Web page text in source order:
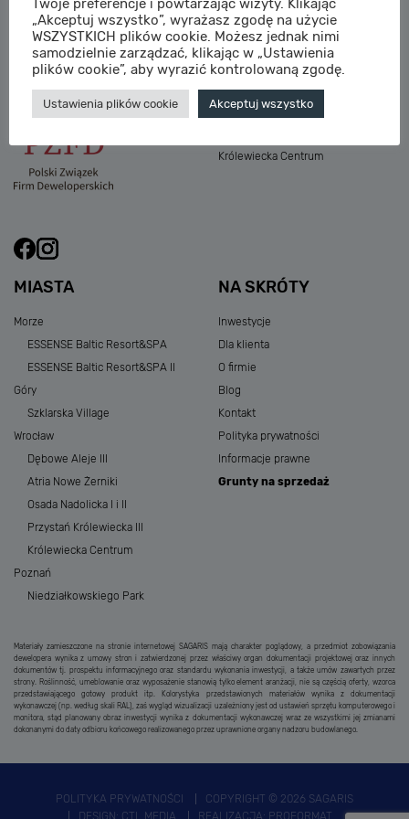
sprzedaz@sagaris.pl
Osada Nadolicka III
Dębowe Aleje III
Atria Nowe Żerniki
Szklarska Village
Osada Nadolicka I i II
Królewiecka Centrum
MIASTA
Morze
ESSENSE Baltic Resort&SPA
ESSENSE Baltic Resort&SPA II
Góry
Szklarska Village
Wrocław
Dębowe Aleje III
Atria Nowe Żerniki
Osada Nadolicka I i II
Przystań Królewiecka III
Królewiecka Centrum
Poznań
Niedziałkowskiego Park
NA SKRÓTY
Inwestycje
Dla klienta
O firmie
Blog
Kontakt
Polityka prywatności
Informacje prawne
Grunty na sprzedaż
Materiały zamieszczone na stronie internetowej SAGARIS mają charakter poglądowy, a przedmiot zobowiązania
dewelopera wynika z umowy stron i zatwierdzonej przez właściwy organ dokumentacji projektowej oraz innych
dokumentów tj. prospektu informacyjnego oraz standardu wykonania inwestycji, a także umów zawartych przez
strony. Roślinność, umeblowanie oraz wyposażenie stanowią tylko element aranżacji, nie są częścią oferty, wzorca
przedstawiającego gotowy produkt itp. Kolorystyka przedstawionych materiałów wynika z dokumentacji
wykonawczej (np. według skali RAL), zaś wygląd wizualizacji uzależniony jest od ustawień sprzętu komputerowego i
monitora, stąd planowany obraz inwestycji wynika z dokumentacji wykonawczej wraz ze wszystkimi jej zmianami
dokonanymi do daty odbioru końcowego realizowanego przez uprawnione organy nadzoru budowlanego.
POLITYKA PRYWATNOŚCI
COPYRIGHT © 2026 SAGARIS
DESIGN: CTL MEDIA REALIZACJA: PROFORMAT
Twoje preferencje i powtarzając wizyty. Klikając
„Akceptuj wszystko”, wyrażasz zgodę na użycie
WSZYSTKICH plików cookie. Możesz jednak nimi
samodzielnie zarządzać, klikając w „Ustawienia
plików cookie”, aby wyrazić kontrolowaną zgodę.
Ustawienia plików cookie Akceptuj wszystko